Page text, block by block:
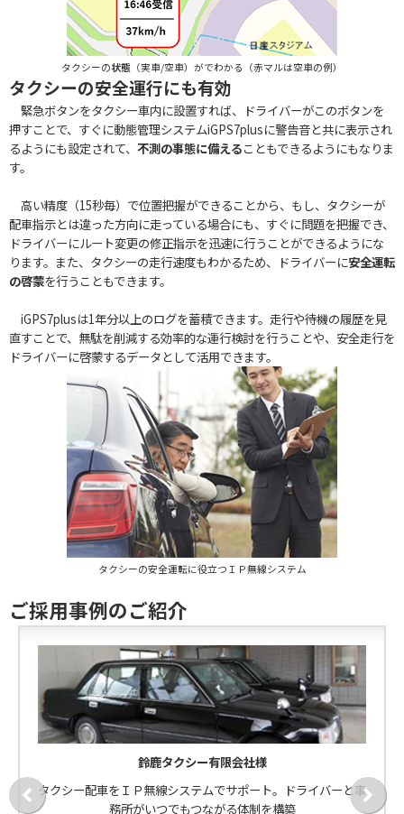
タクシーの状態 （実車/空車）がでわかる（赤マルは空車の例）
タクシーの安全運行にも有効
緊急ボタンをタクシー車内に設置すれば、ドライバーがこのボタンを
押すことで、すぐに動態管理システムiGPS7plusに警告音と共に表示され
るようにも設定されて、 不測の事態に備えることもできるようにもなりま
す。
高い精度（15秒毎）で位置把握ができることから、もし、タクシーが
配車指示とは違った方向に走っている場合にも、すぐに問題を把握でき、
ドライバーにルート変更の修正指示を迅速に行うことができるようにな
ります。また、タクシーの走行速度もわかるため、ドライバーに安全運転
の啓蒙を行うこともできます。
iGPS7plusは1年分以上のログを蓄積できます。走行や待機の履歴を見
直すことで、無駄を削減する効率的な運行検討を行うことや、安全走行を
ドライバーに啓蒙するデータとして活用できます。
タクシーの安全運転に役立つＩＰ無線システム
ご採用事例のご紹介
鈴鹿タクシー有限会社様
タクシー配車をＩＰ無線システムでサポート。ドライバーと事
務所がいつでもつながる体制を構築